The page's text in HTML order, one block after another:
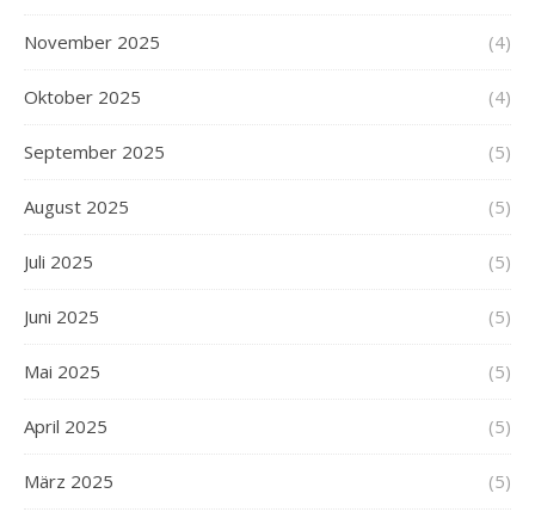
November 2025 (4)
Oktober 2025 (4)
September 2025 (5)
August 2025 (5)
Juli 2025 (5)
Juni 2025 (5)
Mai 2025 (5)
April 2025 (5)
März 2025 (5)